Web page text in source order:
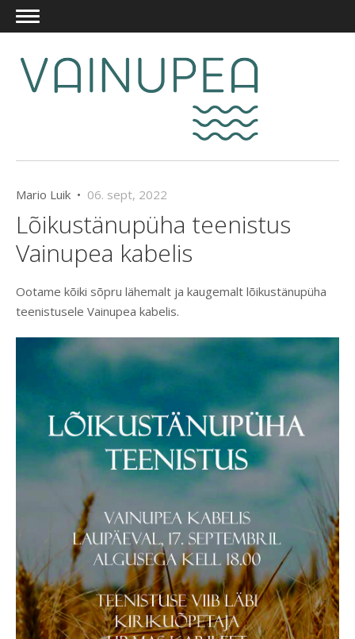
Mario Luik • 06. sept, 2022
Lõikustänupüha teenistus
Vainupea kabelis
Ootame kõiki sõpru lähemalt ja kaugemalt lõikustänupüha
teenistusele Vainupea kabelis.